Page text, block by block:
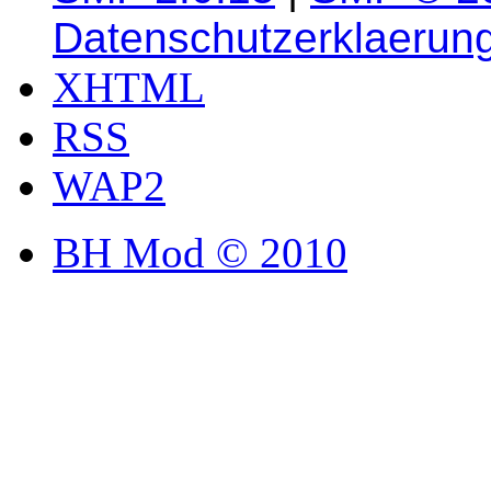
XHTML
RSS
WAP2
BH Mod © 2010